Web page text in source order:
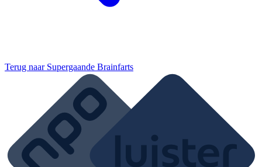
Terug naar Supergaande Brainfarts